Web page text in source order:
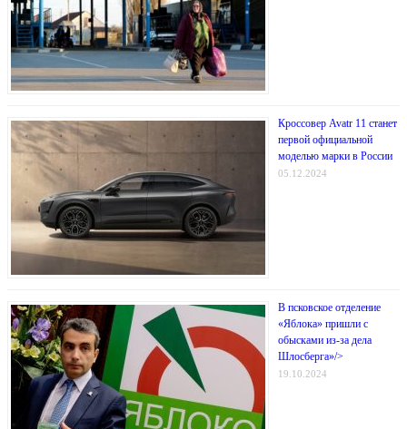
Кроссовер Avatr 11 станет
первой официальной
моделью марки в России
05.12.2024
В псковское отделение
«Яблока» пришли с
обысками из-за дела
Шлосберга»/>
19.10.2024